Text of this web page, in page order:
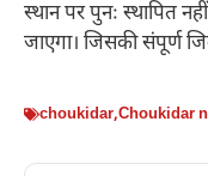
स्थान पर पुनः स्थापित
जाएगा। जिसकी संपूर्ण
choukidar,Choukidar